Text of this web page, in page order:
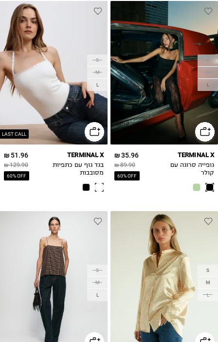
S
M
L
35.96 ₪
89.90 ₪
60% OFF
TERMINAL X
גופייה סרוגה עם
קולר
LAST CALL
S
M
L
51.96 ₪
129.90 ₪
60% OFF
TERMINAL X
בגד גוף עם כתפיות
מסובבות
S
M
L
S
M
L